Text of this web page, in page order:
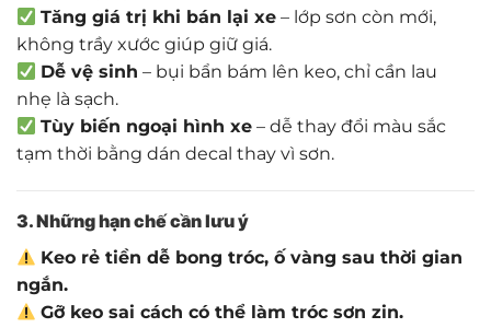
Tăng giá trị khi bán lại xe – lớp sơn còn mới,
không trầy xước giúp giữ giá.
Dễ vệ sinh – bụi bẩn bám lên keo, chỉ cần lau
nhẹ là sạch.
Tùy biến ngoại hình xe – dễ thay đổi màu sắc
tạm thời bằng dán decal thay vì sơn.
3. Những hạn chế cần lưu ý
Keo rẻ tiền dễ bong tróc, ố vàng sau thời gian
ngắn.
Gỡ keo sai cách có thể làm tróc sơn zin.